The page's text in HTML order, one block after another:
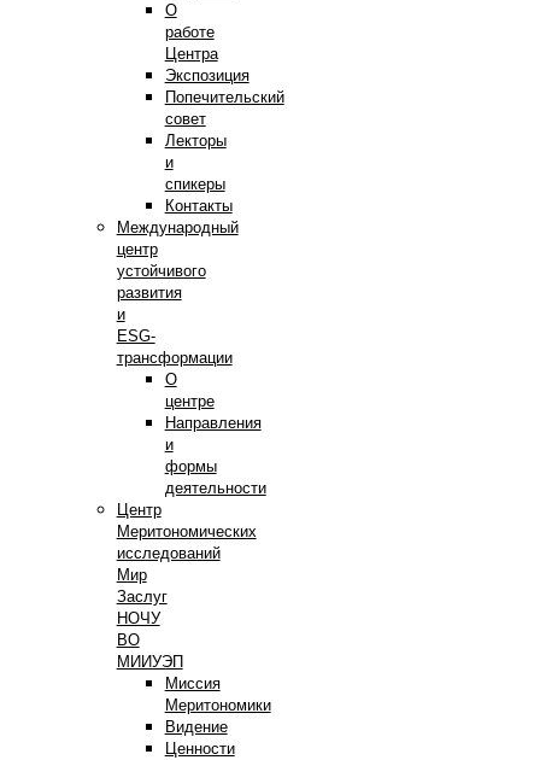
О
работе
Центра
Экспозиция
Попечительский
совет
Лекторы
и
спикеры
Контакты
Международный
центр
устойчивого
развития
и
ESG-
трансформации
О
центре
Направления
и
формы
деятельности
Центр
Меритономических
исследований
Мир
Заслуг
НОЧУ
ВО
МИИУЭП
Миссия
Меритономики
Видение
Ценности